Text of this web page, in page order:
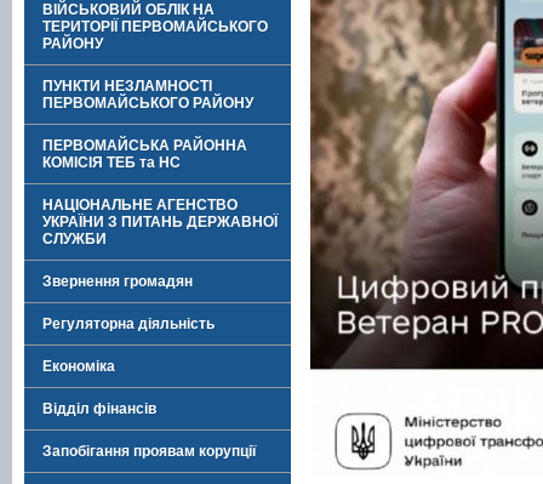
ВІЙСЬКОВИЙ ОБЛІК НА
ТЕРИТОРІЇ ПЕРВОМАЙСЬКОГО
РАЙОНУ
ПУНКТИ НЕЗЛАМНОСТІ
ПЕРВОМАЙСЬКОГО РАЙОНУ
ПЕРВОМАЙСЬКА РАЙОННА
КОМІСІЯ ТЕБ та НС
НАЦІОНАЛЬНЕ АГЕНСТВО
УКРАЇНИ З ПИТАНЬ ДЕРЖАВНОЇ
СЛУЖБИ
Звернення громадян
Регуляторна діяльність
Економіка
Відділ фінансів
Запобігання проявам корупції